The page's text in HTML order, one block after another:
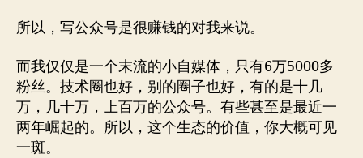
所以，写公众号是很赚钱的对我来说。
而我仅仅是一个末流的小自媒体，只有6万5000多
粉丝。技术圈也好，别的圈子也好，有的是十几
万，几十万，上百万的公众号。有些甚至是最近一
两年崛起的。所以，这个生态的价值，你大概可见
一斑。